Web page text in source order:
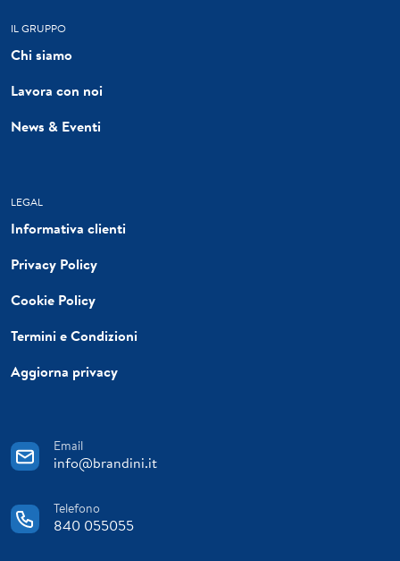
IL GRUPPO
Chi siamo
Lavora con noi
News & Eventi
LEGAL
Informativa clienti
Privacy Policy
Cookie Policy
Termini e Condizioni
Aggiorna privacy
Email
info@brandini.it
Telefono
840 055055